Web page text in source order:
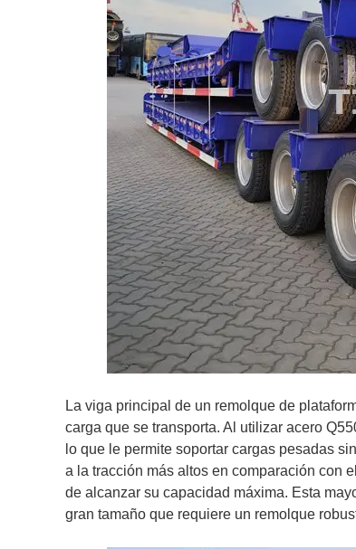
La viga principal de un remolque de
carga que se transporta. Al utilizar acero
lo que le permite soportar cargas pesadas
a la tracción más altos en comparación con
de alcanzar su capacidad máxima. Esta
gran tamaño que requiere un remolque